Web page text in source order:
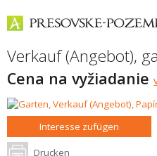
Verkauf (Angebot),
Cena na vyžiadanie
Interesse zufügen
Drucken